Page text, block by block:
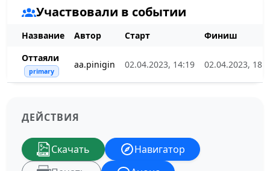
Участвовали в событии
Название Автор Старт
Финиш
Оттаяли
primary
aa.pinigin 02.04.2023, 14:19 02.04.2023,
ДЕЙСТВИЯ
Скачать
Навигатор